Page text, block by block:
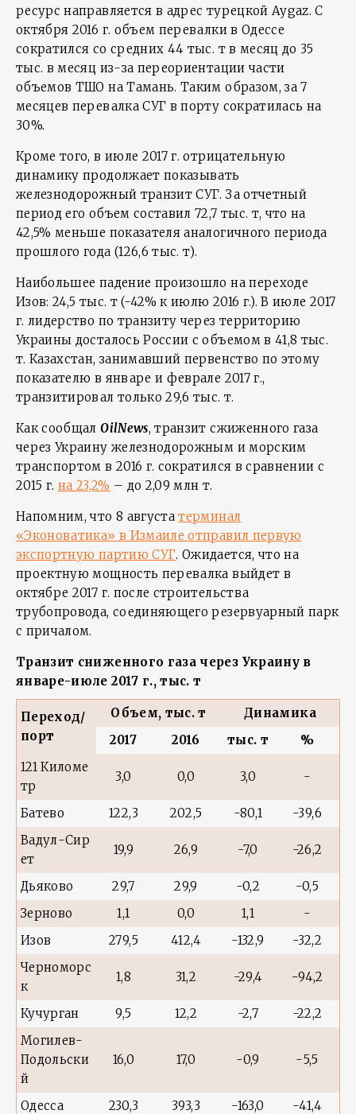
ресурс направляется в адрес турецкой Aygaz. С
октября 2016 г. объем перевалки в Одессе
сократился со средних 44 тыс. т в месяц до 35
тыс. в месяц из-за переориентации части
объемов ТШО на Тамань. Таким образом, за 7
месяцев перевалка СУГ в порту сократилась на
30%.
Кроме того, в июле 2017 г. отрицательную
динамику продолжает показывать
железнодорожный транзит СУГ. За отчетный
период его объем составил 72,7 тыс. т, что на
42,5% меньше показателя аналогичного периода
прошлого года (126,6 тыс. т).
Наибольшее падение произошло на переходе
Изов: 24,5 тыс. т (-42% к июлю 2016 г.). В июле 2017
г. лидерство по транзиту через территорию
Украины досталось России с объемом в 41,8 тыс.
т. Казахстан, занимавший первенство по этому
показателю в январе и феврале 2017 г.,
транзитировал только 29,6 тыс. т.
Как сообщалOilNews, транзит сжиженного газа
через Украину железнодорожным и морским
транспортом в 2016 г. сократился в сравнении с
2015 г. на 23,2% – до 2,09 млн т.
Напомним, что 8 августатерминал
«Эконоватика» в Измаиле отправил первую
экспортную партию СУГ. Ожидается, что на
проектную мощность перевалка выйдет в
октябре 2017 г. после строительства
трубопровода, соединяющего резервуарный парк
с причалом.
Транзит сниженного газа через Украину в
январе-июле 2017 г., тыс. т
Переход/
порт
Объем, тыс. т
Динамика
2017
2016 тыс. т
%
121 Киломе
тр
3,0 0,0 3,0 -
Батево 122,3 202,5 -80,1
-39,6
Вадул-Сир
ет
19,9 26,9 -7,0 -26,2
Дьяково 29,7 29,9 -0,2
-0,5
Зерново
1,1 0,0 1,1
-
Изов
279,5 412,4 -132,9
-32,2
Черноморс
к
1,8 31,2 -29,4 -94,2
Кучурган 9,5 12,2 -2,7
-22,2
Могилев-
Подольски
й
16,0 17,0 -0,9 -5,5
Одесса 230,3 393,3 -163,0
-41,4